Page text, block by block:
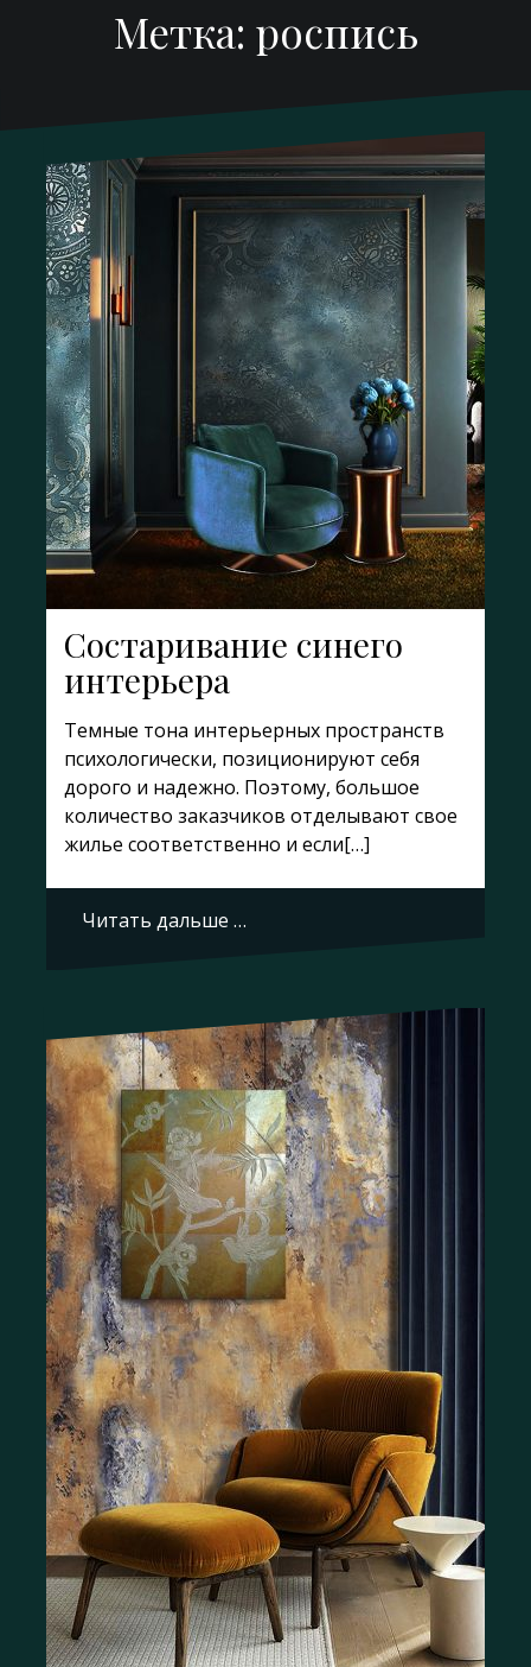
Метка: роспись
Состаривание синего
интерьера
Темные тона интерьерных пространств
психологически, позиционируют себя
дорого и надежно. Поэтому, большое
количество заказчиков отделывают свое
жилье соответственно и если[…]
Читать дальше …